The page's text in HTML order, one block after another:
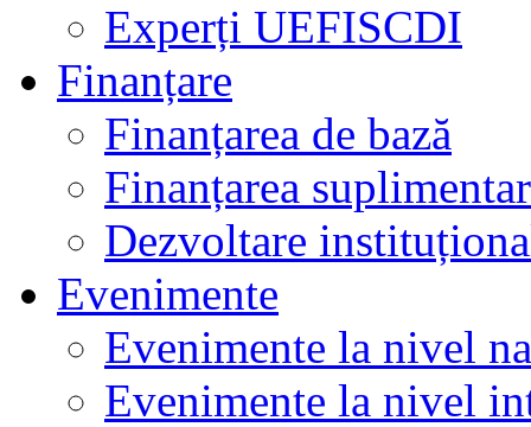
Experți UEFISCDI
Finanțare
Finanțarea de bază
Finanțarea
Dezvoltare
Evenimente
Evenimente la nivel
Evenimente la nivel